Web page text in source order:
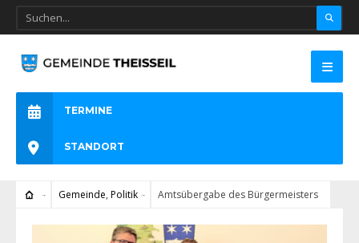
TERMINE
STANDORT
Gemeinde, Politik Amtsübergabe des Bürgermeisters